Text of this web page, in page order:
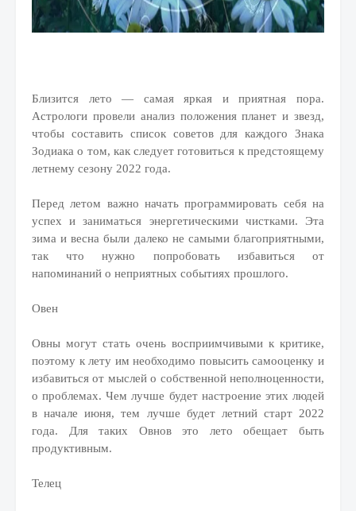
Близится лето — самая яркая и приятная пора.
Астрологи провели анализ положения планет и звезд,
чтобы составить список советов для каждого Знака
Зодиака о том, как следует готовиться к предстоящему
летнему сезону 2022 года.
Перед летом важно начать программировать себя на
успех и заниматься энергетическими чистками. Эта
зима и весна были далеко не самыми благоприятными,
так что нужно попробовать избавиться от
напоминаний о неприятных событиях прошлого.
Овен
Овны могут стать очень восприимчивыми к критике,
поэтому к лету им необходимо повысить самооценку и
избавиться от мыслей о собственной неполноценности,
о проблемах. Чем лучше будет настроение этих людей
в начале июня, тем лучше будет летний старт 2022
года. Для таких Овнов это лето обещает быть
продуктивным.
Телец